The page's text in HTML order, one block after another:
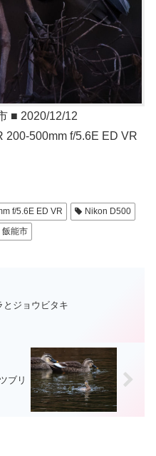
■ 2020/12/12
200-500mm f/5.6E ED VR
f/5.6E ED VR
Nikon D500
飯能市
とジョウビタキ
ブリ